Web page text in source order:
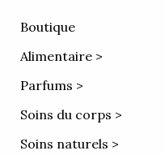
Boutique
Alimentaire >
Parfums >
Soins du corps >
Soins naturels >